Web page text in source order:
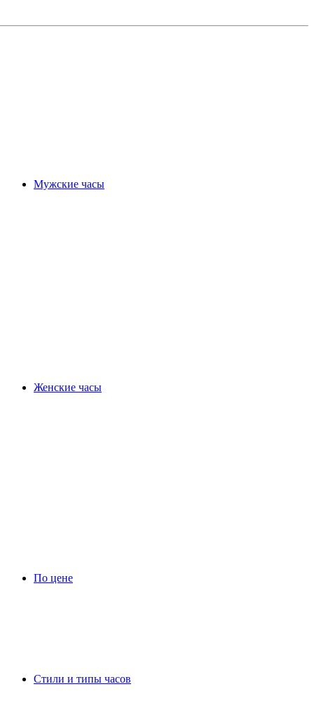
Мужские часы
Женские часы
По цене
Стили и типы часов